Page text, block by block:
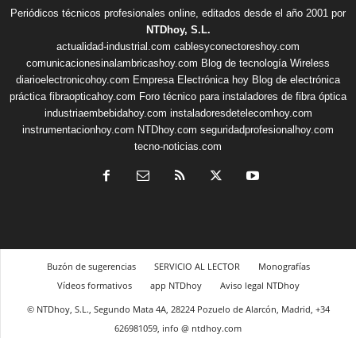
Periódicos técnicos profesionales online, editados desde el año 2001 por
NTDhoy, S.L.
actualidad-industrial.com cablesyconectoreshoy.com
comunicacionesinalambricashoy.com Blog de tecnología Wireless
diarioelectronicohoy.com Empresa Electrónica hoy Blog de electrónica
práctica fibraopticahoy.com Foro técnico para instaladores de fibra óptica
industriaembebidahoy.com instaladoresdetelecomhoy.com
instrumentacionhoy.com NTDhoy.com seguridadprofesionalhoy.com
tecno-noticias.com
Buzón de sugerencias SERVICIO AL LECTOR
Monografías
Vídeos formativos
app NTDhoy
Aviso legal NTDhoy
© NTDhoy, S.L., Segundo Mata 4A, 28224 Pozuelo de Alarcón, Madrid, +34
626981059, info @ ntdhoy.com